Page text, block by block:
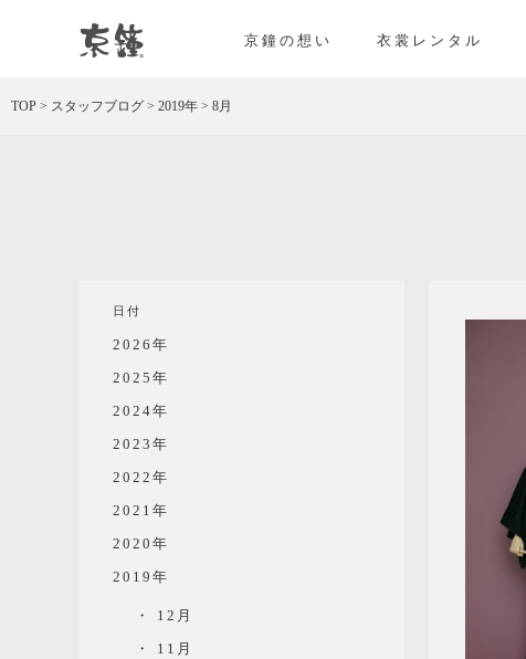
京都・東京で和装、和婚プロデュースなら「京鐘」
京鐘の想い 衣裳レンタル
TOP > スタッフブログ > 2019年 > 8月
日付
2026年
2025年
2024年
2023年
2022年
2021年
2020年
2019年
12月
11月